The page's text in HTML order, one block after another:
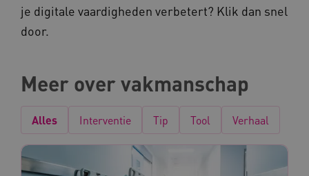
je digitale vaardigheden verbetert? Klik dan snel
door.
Meer over vakmanschap
Alles Interventie Tip Tool Verhaal